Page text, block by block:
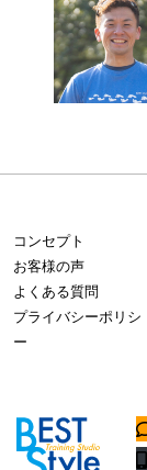
コンセプト
お客様の声
よくある質問
プライバシーポリシ
ー